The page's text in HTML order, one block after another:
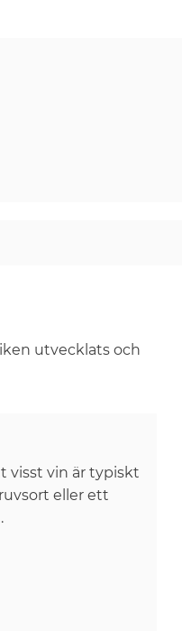
utvecklats och
visst vin är typiskt
eller ett